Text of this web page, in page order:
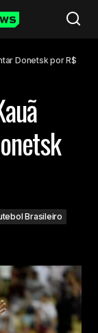
Donetsk por R$
Brasileiro